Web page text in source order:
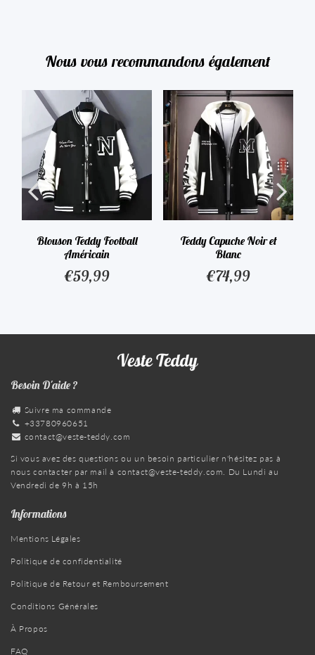
Nous vous recommandons également
Blouson Teddy Football
Américain
Prix
€59,99
Teddy Capuche Noir et
Blanc
Prix
€74,99
Besoin D'aide ?
Suivre ma commande
+33780960651
contact@veste-teddy.com
Si vous avez des questions ou un besoin particulier n'hésitez pas à
nous contacter par mail à contact@veste-teddy.com. Du Lundi au
Vendredi de 9h à 15h
Informations
Mentions Légales
Politique de confidentialité
Politique de Retour et Remboursement
Conditions Générales
À Propos
FAQ